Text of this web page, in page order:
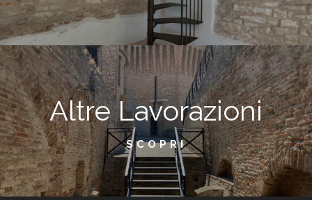
Altre Lavorazioni
SCOPRI